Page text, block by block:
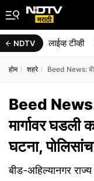
NDTV लाईव्ह टीव्ही
होम शहरे Beed News:
Beed News:
मार्गावर घडली
घटना,
बीड-अहिल्यानगर राज्य